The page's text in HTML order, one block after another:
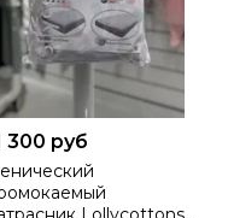
300 руб